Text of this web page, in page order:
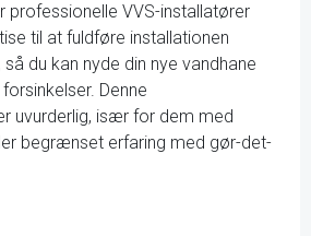
professionelle VVS-installatører
til at fuldføre installationen
du kan nyde din nye vandhane
Denne
uvurderlig, især for dem med
begrænset erfaring med gør-det-